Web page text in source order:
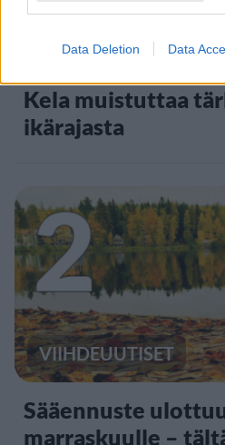
Data Deletion Data
UUTISET
Kela muistuttaa
ikärajasta
2
VIIHDEUUTISET
Sääennuste
marraskuulle –